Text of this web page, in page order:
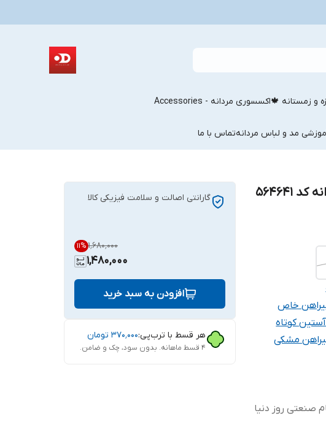
و زمستانه 🍁اکسسوری مردانه - Accessories
مد و لباس مردانهتماس با ما
خاص
کوتاه
مشکی
صنعتی روز دنیا
گارانتی اصالت و سلامت فیزیکی کالا
۱٬۶۸۰٬۰۰۰ 11%
1,480,000
افزودن به سبد خرید
هر قسط با ترب‌پی:۳۷۰٬۰۰۰ تومان
۴ قسط ماهانه. بدون سود، چک و ضامن.